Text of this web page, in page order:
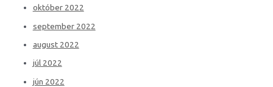
október 2022
september 2022
august 2022
júl 2022
jún 2022